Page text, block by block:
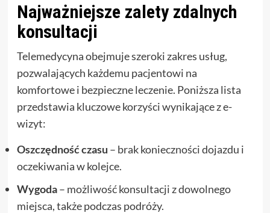
Najważniejsze zalety zdalnych
konsultacji
Telemedycyna obejmuje szeroki zakres usług,
pozwalających każdemu pacjentowi na
komfortowe i bezpieczne leczenie. Poniższa lista
przedstawia kluczowe korzyści wynikające z e-
wizyt:
Oszczędność czasu – brak konieczności dojazdu i
oczekiwania w kolejce.
Wygoda– możliwość konsultacji z dowolnego
miejsca, także podczas podróży.